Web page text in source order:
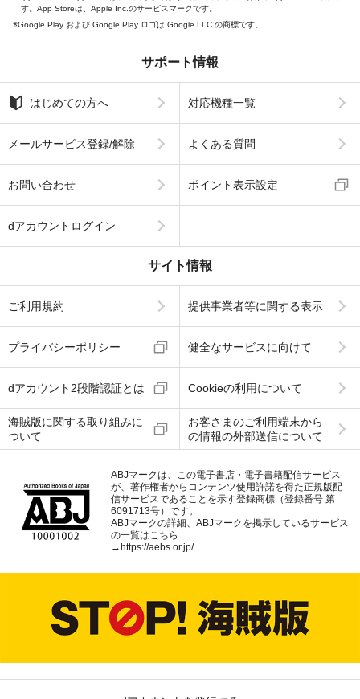
す。App Storeは、Apple Inc.のサービスマークです。
Google Play および Google Play ロゴは Google LLC の商標です。
サポート情報
はじめての方へ 対応機種一覧
メールサービス登録/解除 よくある質問
お問い合わせ ポイント表示設定
dアカウントログイン
サイト情報
ご利用規約 提供事業者等に関する表示
プライバシーポリシー 健全なサービスに向けて
dアカウント2段階認証とは Cookieの利用について
海賊版に関する取り組みに
ついて
お客さまのご利用端末から
の情報の外部送信について
ABJマークは、この電子書店・電子書籍配信サービス
が、著作権者からコンテンツ使用許諾を得た正規版配
信サービスであることを示す登録商標（登録番号 第
6091713号）です。
ABJマークの詳細、ABJマークを掲示しているサービス
の一覧はこちら
→ https://aebs.or.jp/